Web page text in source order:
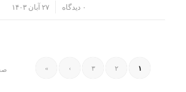
۰ دیدگاه ۲۷ آبان ۱۴۰۳
۱ ۲ ۳ ›
»